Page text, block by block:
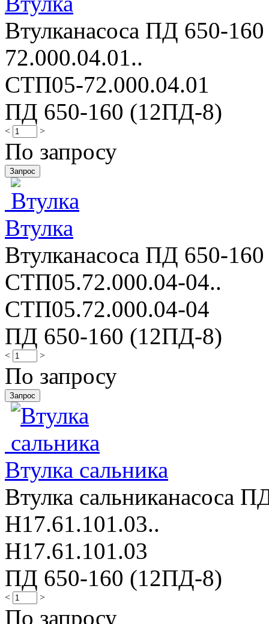
Втулканасоса ПД 650-
72.000.04.01..
СТП05-72.000.04.01
ПД 650-160 (12ПД-8)
< >
По запросу
Втулка
Втулканасоса ПД 650-
СТП05.72.000.04-04..
СТП05.72.000.04-04
ПД 650-160 (12ПД-8)
< >
По запросу
Втулка сальника
Втулка сальниканасоса
Н17.61.101.03..
Н17.61.101.03
ПД 650-160 (12ПД-8)
< >
По запросу